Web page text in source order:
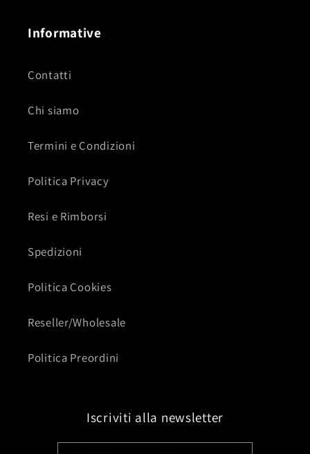
Informative
Contatti
Chi siamo
Termini e Condizioni
Politica Privacy
Resi e Rimborsi
Spedizioni
Politica Cookies
Reseller/Wholesale
Politica Preordini
Iscriviti alla newsletter